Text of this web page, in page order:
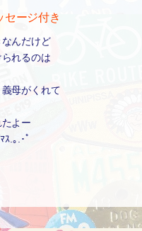
セージ付き
んだけど
れるのは
母がくれて
よー
ｽ.｡.･ﾟ